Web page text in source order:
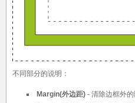
不同部分的说明：
Margin(外边距) - 清除边框外的